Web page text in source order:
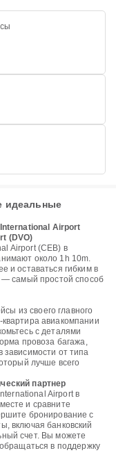
идеальные
Airport
(DVO)
Airport (CEB) в
около 1h 10m.
и оставаться гибким в
— самый простой способ
из своего главного
авиакомпании
с деталями
провоза багажа,
от типа
лучше всего
партнер
Airport в
и сравните
бронирование с
включая банковский
счет. Вы можете
в поддержку